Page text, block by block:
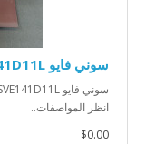
سوني فايو SVE141D11L
انظر المواصفات..
$0.00